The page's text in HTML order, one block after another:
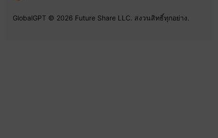
GlobalGPT © 2026 Future Share LLC. สงวนสิทธิ์ทุกอย่าง.